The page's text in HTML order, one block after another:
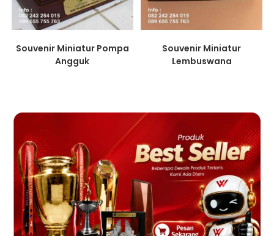
Souvenir Miniatur Pompa
Angguk
Souvenir Miniatur
Lembuswana